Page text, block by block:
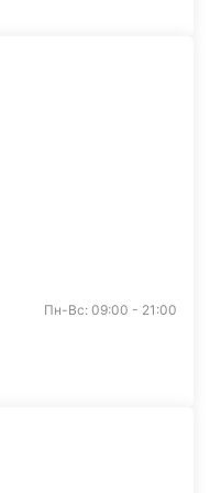
Пн-Вс: 09:00 - 21:00